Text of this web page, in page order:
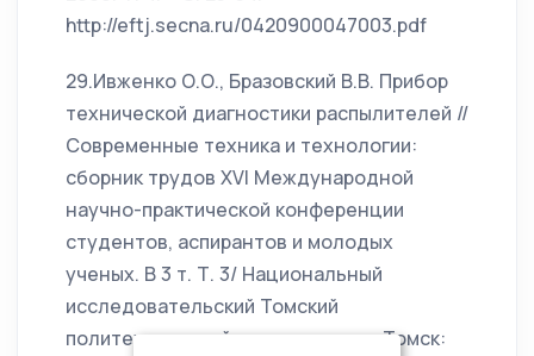
http://eftj.secna.ru/0420900047003.pdf
29.Ивженко О.О., Бразовский В.В. Прибор
технической диагностики распылителей //
Современные техника и технологии:
сборник трудов XVI Международной
научно-практической конференции
студентов, аспирантов и молодых
ученых. В 3 т. Т. 3/ Национальный
исследовательский Томский
политехнический университет. – Томск: